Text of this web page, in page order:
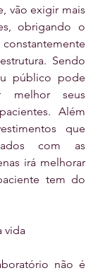
vão exigir mais
obrigando o
Sendo
público pode
melhor seus
Além
que
com as
irá melhorar
tem do
vida
não é